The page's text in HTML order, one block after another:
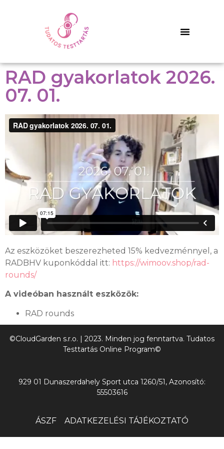
RAD gyakorlatok 2026.
07. 01.
Az eszközöket beszerezheted 15% kedvezménnyel, a
RADBHV kuponkóddal itt: https://wimoov.shop/rad-
rounds/
A videóban használt eszközök:
RAD rounds
©CloudGarden s.r.o. | 2023. Minden jog fenntartva. Tudatos
Testtartás Online Program©
929 01 Dunaszerdahely Sport utca 1260/51, Azonosító:
55503616
ÁSZF ADATKEZELÉSI TÁJÉKOZTATÓ